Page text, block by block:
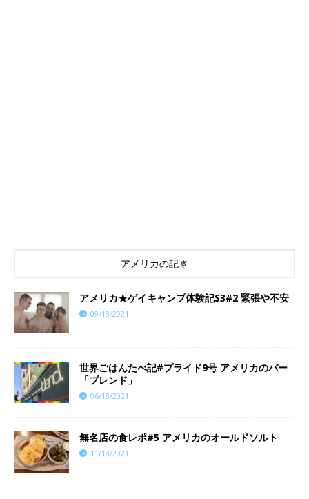
アメリカの記事
アメリカ★ゲイキャンプ体験記S3#2 緊張や不安
09/13/2021
世界ごはんたべ記#プライド9号 アメリカのバー
「ブレンド」
06/18/2021
​​無名店の食レポ#5 アメリカのオールドソルト
11/18/2021